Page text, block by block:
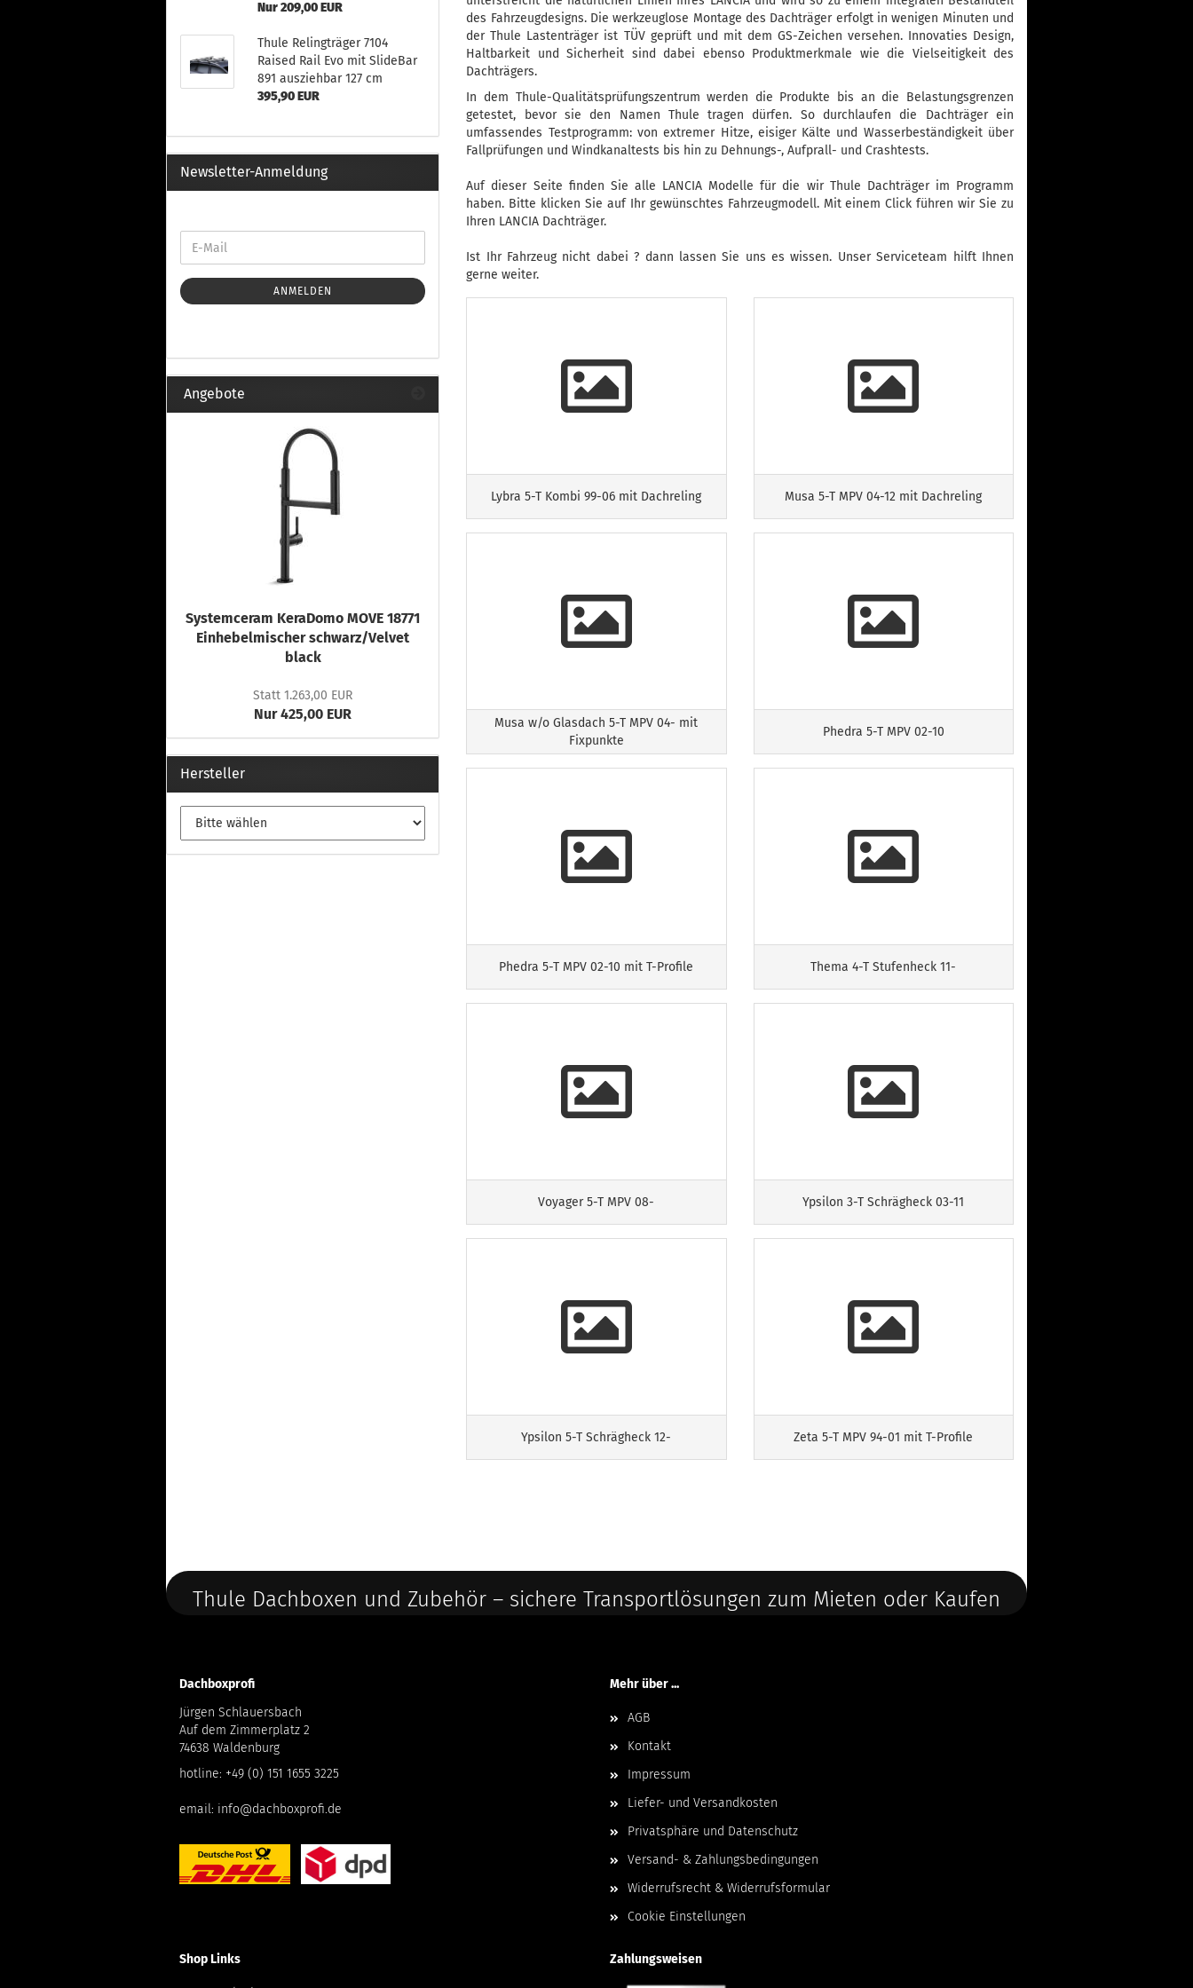
Fußsatz Fahrzeuge mit
integrierter Reling
Thule Montagekits 60.. für 7106
Fußsatz Fahrzeuge mit
integrierter Reling
Thule Montagekits 70.. für 7107
Fußsatz Fahrzeuge mit
Fixpunkte
Wintersport anzeigen
Dachskiträger
Thule Ersatzteile
Gepäck und Reisetaschen
Thule Professional
des Fahrzeugdesigns. Die werkzeuglose Montage des Dachträger erfolgt in wenigen Minuten und
der Thule Lastenträger ist TÜV geprüft und mit dem GS-Zeichen versehen. Innovaties Design,
Haltbarkeit und Sicherheit sind dabei ebenso Produktmerkmale wie die Vielseitigkeit des
Dachträgers.
In dem Thule-Qualitätsprüfungszentrum werden die Produkte bis an die Belastungsgrenzen
getestet, bevor sie den Namen Thule tragen dürfen. So durchlaufen die Dachträger ein
umfassendes Testprogramm: von extremer Hitze, eisiger Kälte und Wasserbeständigkeit über
Fallprüfungen und Windkanaltests bis hin zu Dehnungs-, Aufprall- und Crashtests.
Auf dieser Seite finden Sie alle LANCIA Modelle für die wir Thule Dachträger im Programm
haben. Bitte klicken Sie auf Ihr gewünschtes Fahrzeugmodell. Mit einem Click führen wir Sie zu
Ihren LANCIA Dachträger.
Ist Ihr Fahrzeug nicht dabei ? dann lassen Sie uns es wissen. Unser Serviceteam hilft Ihnen
gerne weiter.
Lybra 5-T Kombi 99-06 mit Dachreling Musa 5-T MPV 04-12 mit Dachreling
Musa w/o Glasdach 5-T MPV 04- mit
Fixpunkte
Phedra 5-T MPV 02-10
Phedra 5-T MPV 02-10 mit T-Profile Thema 4-T Stufenheck 11-
Voyager 5-T MPV 08- Ypsilon 3-T Schrägheck 03-11
Ypsilon 5-T Schrägheck 12- Zeta 5-T MPV 94-01 mit T-Profile
Nur 209,00 EUR
Thule Relingträger 7104
Raised Rail Evo mit SlideBar
891 ausziehbar 127 cm
395,90 EUR
Newsletter-Anmeldung
ANMELDEN
Angebote
Systemceram KeraDomo MOVE 18771
Einhebelmischer schwarz/Velvet
black
Statt 1.263,00 EUR
Nur 425,00 EUR
Hersteller
Thule Dachboxen und Zubehör – sichere Transportlösungen zum Mieten oder Kaufen
Dachboxprofi
Jürgen Schlauersbach
Auf dem Zimmerplatz 2
74638 Waldenburg
hotline: +49 (0) 151 1655 3225
email: info@dachboxprofi.de
Mehr über ...
AGB
Kontakt
Impressum
Liefer- und Versandkosten
Privatsphäre und Datenschutz
Versand- & Zahlungsbedingungen
Widerrufsrecht & Widerrufsformular
Cookie Einstellungen
Shop Links Zahlungsweisen